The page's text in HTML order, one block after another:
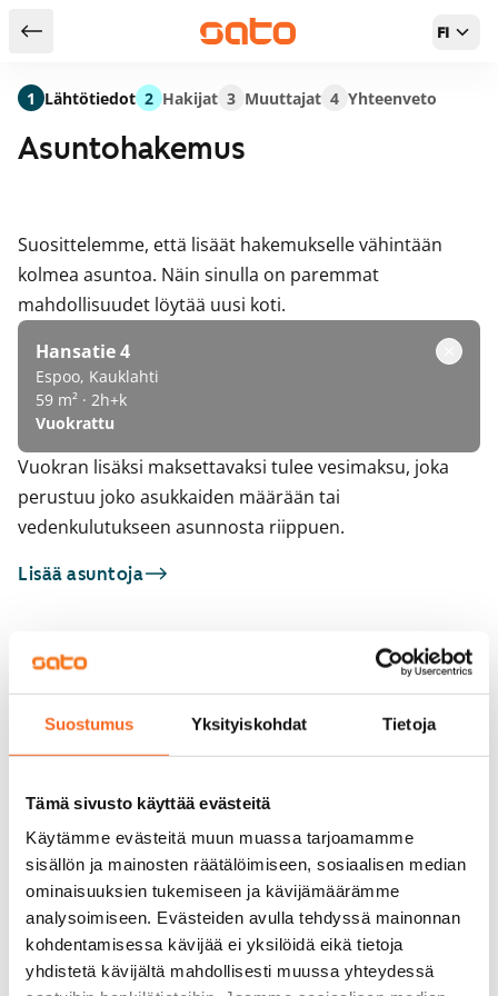
Suostumus Yksityiskohdat Tietoja
Tämä sivusto käyttää evästeitä
Käytämme evästeitä muun muassa tarjoamamme
sisällön ja mainosten räätälöimiseen, sosiaalisen median
ominaisuuksien tukemiseen ja kävijämäärämme
analysoimiseen. Evästeiden avulla tehdyssä mainonnan
kohdentamisessa kävijää ei yksilöidä eikä tietoja
yhdistetä kävijältä mahdollisesti muussa yhteydessä
Takaisin hakutuloksiin FI
Asuntohakemus
Suosittelemme, että lisäät hakemukselle vähintään
kolmea asuntoa. Näin sinulla on paremmat
mahdollisuudet löytää uusi koti.
Hansatie 4
Espoo, Kauklahti
59 m² · 2h+k
Vuokrattu
Vuokran lisäksi maksettavaksi tulee vesimaksu, joka
perustuu joko asukkaiden määrään tai
vedenkulutukseen asunnosta riippuen.
Lisää asuntoja
Sinua saattaisi kiinnostaa myös
1/8
Kirstinmäki 3
Espoo, Suvela
Vapautumassa 1.9.
1/18
Kulovalkeantie 22
Espoo, Tuomarila
1 Lähtötiedot 2 Hakijat 3 Muuttajat 4 Yhteenveto